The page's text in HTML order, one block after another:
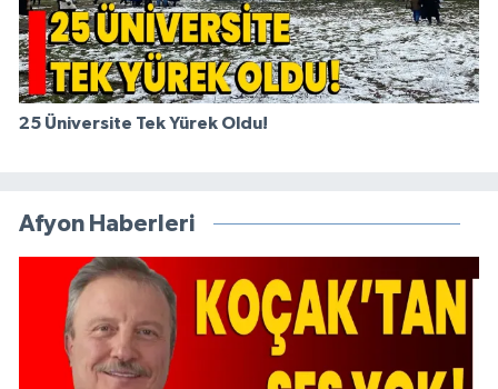
25 Üniversite Tek Yürek Oldu!
Afyon Haberleri